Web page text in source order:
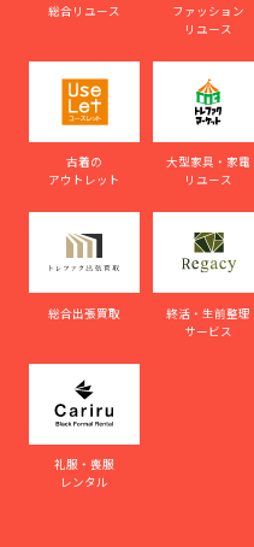
総合リユース
ファッション
リユース
古着の
アウトレット
大型家具・家電
リユース
総合出張買取
終活・生前整理
サービス
礼服・喪服
レンタル